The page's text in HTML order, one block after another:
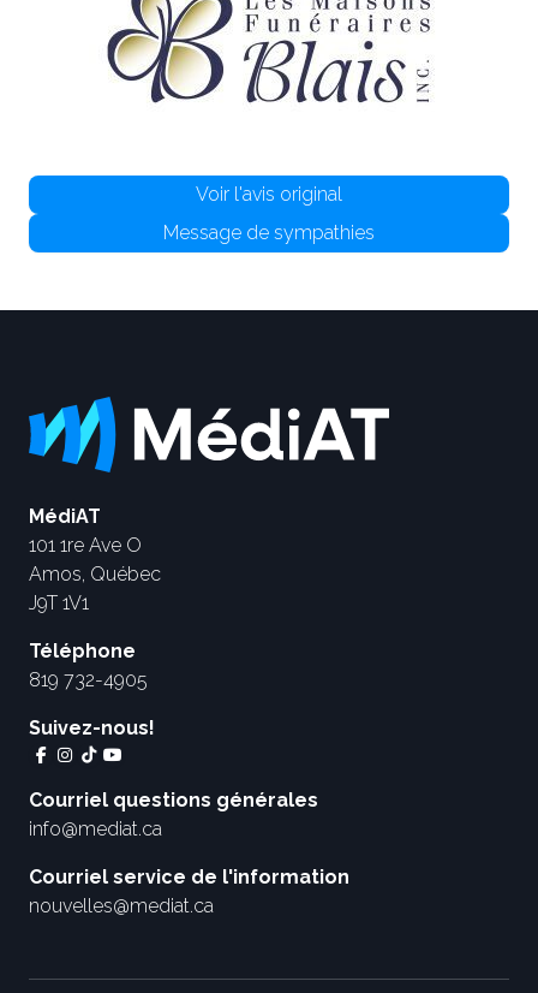
Voir l'avis original
Message de sympathies
MédiAT
101 1re Ave O
Amos, Québec
J9T 1V1
Téléphone
819 732-4905
Suivez-nous!
Courriel questions générales
info@mediat.ca
Courriel service de l'information
nouvelles@mediat.ca